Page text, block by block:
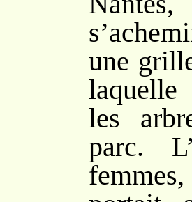
une
laquelle
les
parc.